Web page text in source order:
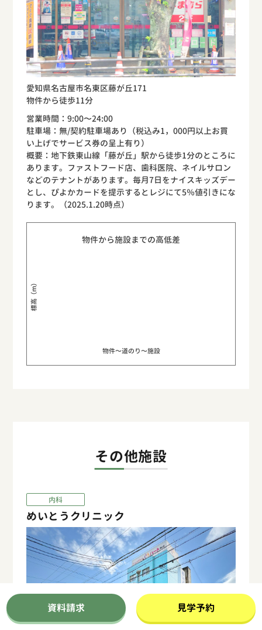
愛知県名古屋市名東区藤が丘171
物件から徒歩11分
営業時間：9:00〜24:00
駐車場：無/契約駐車場あり（税込み1，000円以上お買
い上げでサービス券の呈上有り）
概要：地下鉄東山線「藤が丘」駅から徒歩1分のところに
あります。ファストフード店、歯科医院、ネイルサロン
などのテナントがあります。毎月7日をナイスキッズデー
とし、ぴよかカードを提示するとレジにて5％値引きにな
ります。（2025.1.20時点）
物件から施設までの高低差
標高（m）
物件〜道のり〜施設
その他施設
内科
めいとうクリニック
資料請求 見学予約